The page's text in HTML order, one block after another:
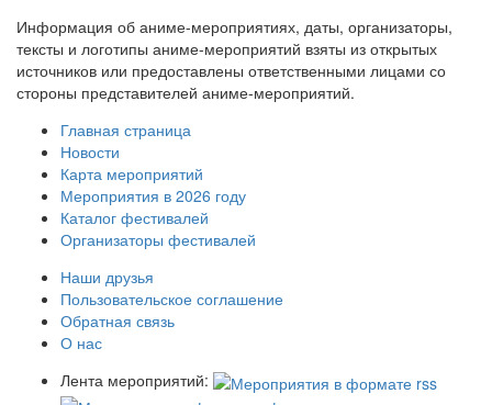
Информация об аниме-мероприятиях, даты, организаторы,
тексты и логотипы аниме-мероприятий взяты из открытых
источников или предоставлены ответственными лицами со
стороны представителей аниме-мероприятий.
Главная страница
Новости
Карта мероприятий
Мероприятия в 2026 году
Каталог фестивалей
Организаторы фестивалей
Наши друзья
Пользовательское соглашение
Обратная связь
О нас
Лента мероприятий: